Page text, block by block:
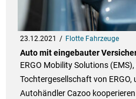
23.12.2021 Flotte Fahrzeuge
Auto mit eingebauter
ERGO Mobility Solutions
Tochtergesellschaft von ERGO,
Autohändler Cazoo